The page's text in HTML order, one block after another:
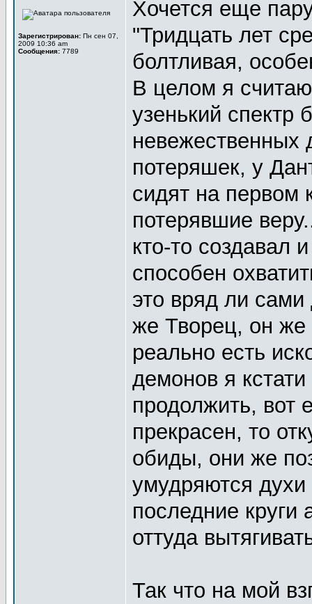
Зарегистрирован: Пн сен 07,
2009 10:36 am
Сообщения: 7789
Хочется еще
"Тридцать лет
болтливая,
В целом я считаю
узенький спектр
невежественных
потеряшек, у
сидят на первом
потерявшие
кто-то создавал
способен
это вряд ли
же Творец, он же
реально есть
демонов я
продолжить, вот
прекрасен, то
обиды, они же
умудряются духи
последние круги
оттуда
Так что на мой